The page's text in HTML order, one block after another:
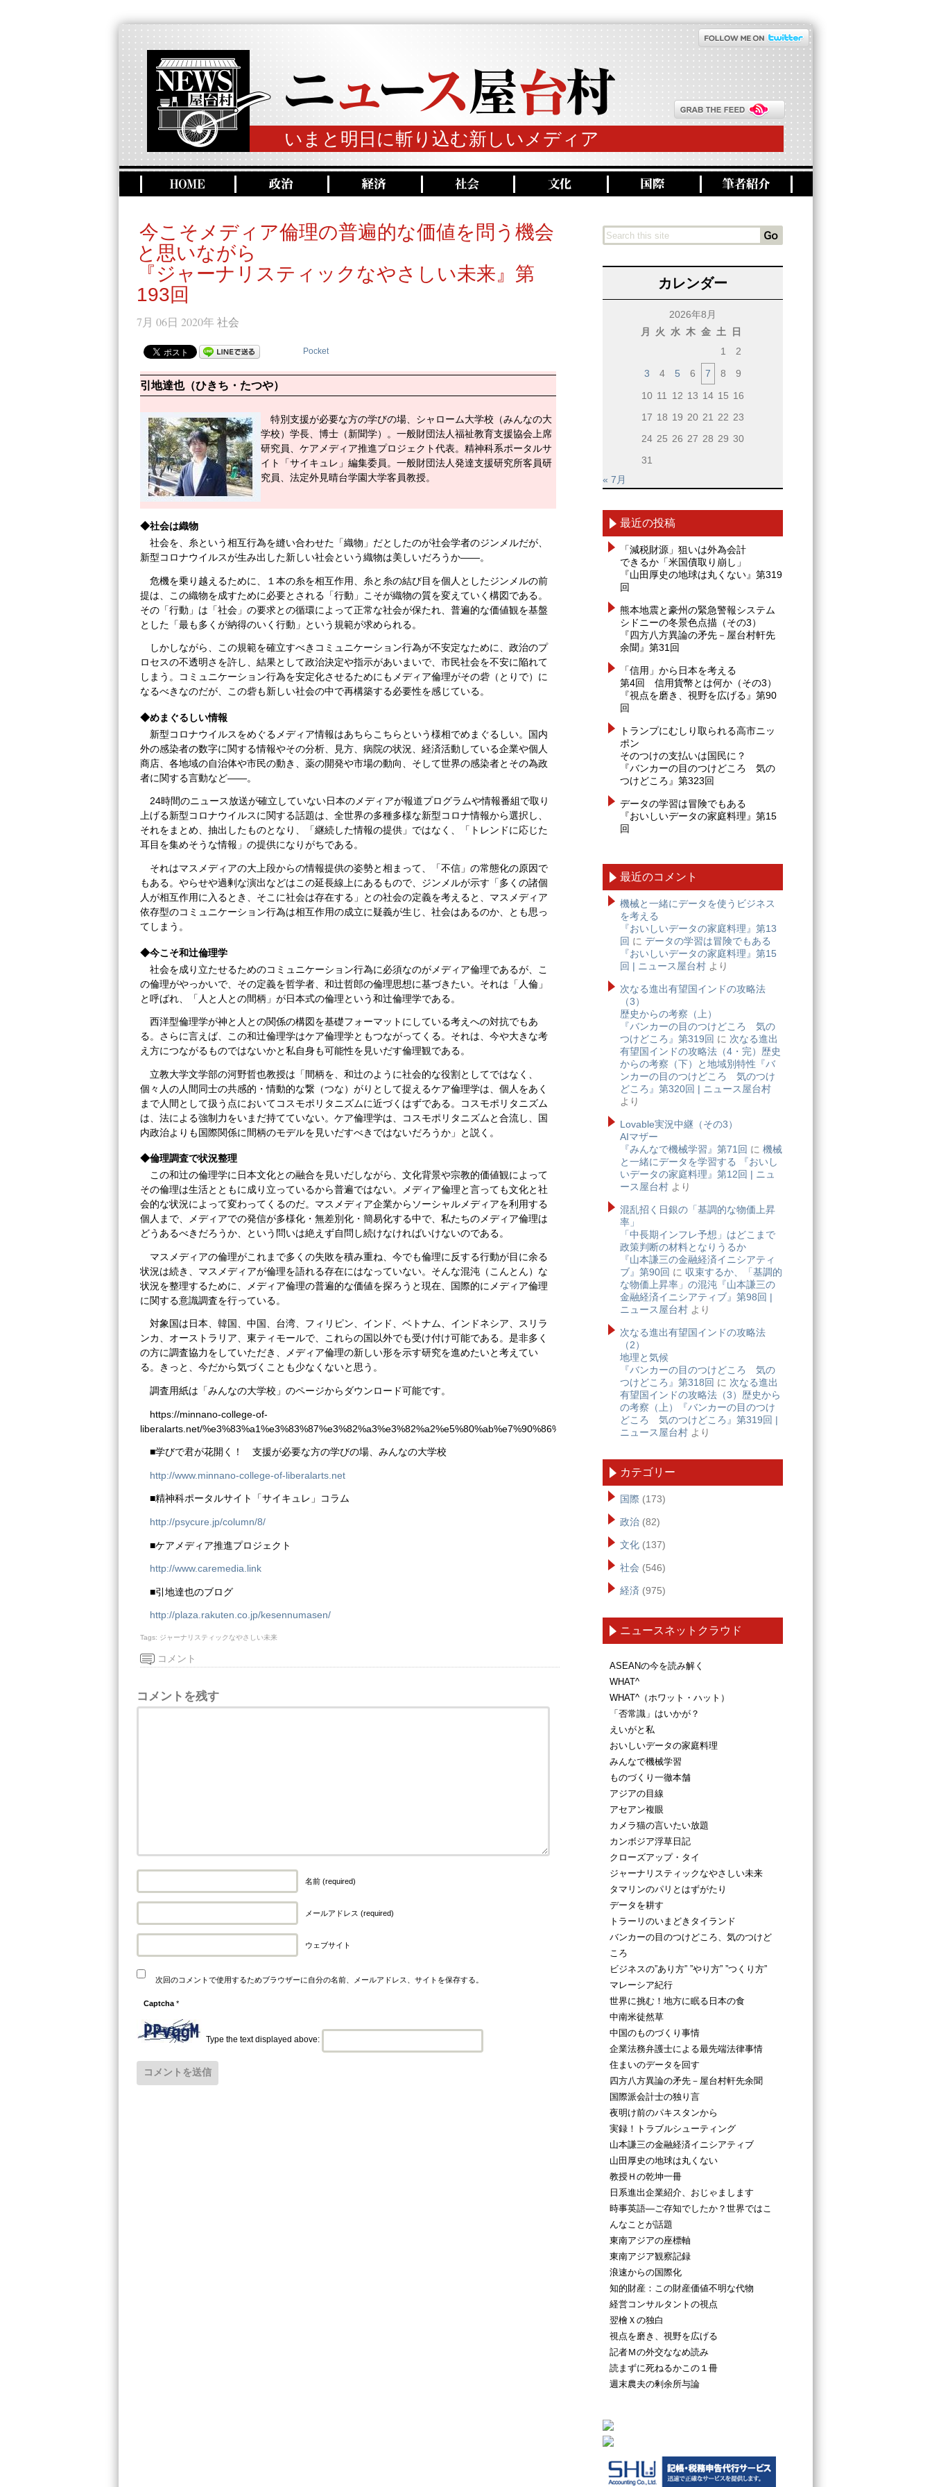
いまと明日に斬り込む新しいメディア
今こそメディア倫理の普遍的な価値を問う機会
と思いながら
『ジャーナリスティックなやさしい未来』第
193回
7月 06日 2020年 社会
Pocket
引地達也（ひきち・たつや）
特別支援が必要な方の学びの場、シャローム大学校（みんなの大
学校）学長、博士（新聞学）。一般財団法人福祉教育支援協会上席
研究員、ケアメディア推進プロジェクト代表。精神科系ポータルサ
イト「サイキュレ」編集委員。一般財団法人発達支援研究所客員研
究員、法定外見晴台学園大学客員教授。
◆社会は織物
社会を、糸という相互行為を縫い合わせた「織物」だとしたのが社会学者のジンメルだが、
新型コロナウイルスが生み出した新しい社会という織物は美しいだろうか――。
危機を乗り越えるために、１本の糸を相互作用、糸と糸の結び目を個人としたジンメルの前
提は、この織物を成すために必要とされる「行動」こそが織物の質を変えていく構図である。
その「行動」は「社会」の要求との循環によって正常な社会が保たれ、普遍的な価値観を基盤
とした「最も多くが納得のいく行動」という規範が求められる。
しかしながら、この規範を確立すべきコミュニケーション行為が不安定なために、政治のプ
ロセスの不透明さを許し、結果として政治決定や指示があいまいで、市民社会を不安に陥れて
しまう。コミュニケーション行為を安定化させるためにもメディア倫理がその砦（とりで）に
なるべきなのだが、この砦も新しい社会の中で再構築する必要性を感じている。
◆めまぐるしい情報
新型コロナウイルスをめぐるメディア情報はあちらこちらという様相でめまぐるしい。国内
外の感染者の数字に関する情報やその分析、見方、病院の状況、経済活動している企業や個人
商店、各地域の自治体や市民の動き、薬の開発や市場の動向、そして世界の感染者とその為政
者に関する言動など――。
24時間のニュース放送が確立していない日本のメディアが報道プログラムや情報番組で取り
上げる新型コロナウイルスに関する話題は、全世界の多種多様な新型コロナ情報から選択し、
それをまとめ、抽出したものとなり、「継続した情報の提供」ではなく、「トレンドに応じた
耳目を集めそうな情報」の提供になりがちである。
それはマスメディアの大上段からの情報提供の姿勢と相まって、「不信」の常態化の原因で
もある。やらせや過剰な演出などはこの延長線上にあるもので、ジンメルが示す「多くの諸個
人が相互作用に入るとき、そこに社会は存在する」との社会の定義を考えると、マスメディア
依存型のコミュニケーション行為は相互作用の成立に疑義が生じ、社会はあるのか、とも思っ
てしまう。
◆今こそ和辻倫理学
社会を成り立たせるためのコミュニケーション行為に必須なのがメディア倫理であるが、こ
の倫理がやっかいで、その定義を哲学者、和辻哲郎の倫理思想に基づきたい。それは「人倫」
と呼ばれ、「人と人との間柄」が日本式の倫理という和辻倫理学である。
西洋型倫理学が神と人との関係の構図を基礎フォーマットにしている考えへの対抗でもあ
る。さらに言えば、この和辻倫理学はケア倫理学ともつながってくる。それは、今や大きな考
え方につながるものではないかと私自身も可能性を見いだす倫理観である。
立教大学文学部の河野哲也教授は「間柄を、和辻のように社会的な役割としてではなく、
個々人の人間同士の共感的・情動的な繋（つな）がりとして捉えるケア倫理学は、個人をあく
まで人間として扱う点においてコスモポリタニズムに近づくはずである。コスモポリタニズム
は、法による強制力をいまだ持てていない。ケア倫理学は、コスモポリタニズムと合流し、国
内政治よりも国際関係に間柄のモデルを見いだすべきではないだろうか」と説く。
◆倫理調査で状況整理
この和辻の倫理学に日本文化との融合を見いだしながら、文化背景や宗教的価値観によって
その倫理は生活とともに成り立っているから普遍ではない。メディア倫理と言っても文化と社
会的な状況によって変わってくるのだ。マスメディア企業からソーシャルメディアを利用する
個人まで、メディアでの発信が多様化・無差別化・簡易化する中で、私たちのメディア倫理は
どうあるべきだろうか、という問いは絶えず自問し続けなければいけないのである。
マスメディアの倫理がこれまで多くの失敗を積み重ね、今でも倫理に反する行動が目に余る
状況は続き、マスメディアが倫理を語れる存在にはなっていない。そんな混沌（こんとん）な
状況を整理するために、メディア倫理の普遍的な価値を探ろうと現在、国際的にメディア倫理
に関する意識調査を行っている。
対象国は日本、韓国、中国、台湾、フィリピン、インド、ベトナム、インドネシア、スリラ
ンカ、オーストラリア、東ティモールで、これらの国以外でも受け付け可能である。是非多く
の方に調査協力をしていただき、メディア倫理の新しい形を示す研究を進めたいと考えてい
る。きっと、今だから気づくことも少なくないと思う。
調査用紙は「みんなの大学校」のページからダウンロード可能です。
https://minnano-college-of-
liberalarts.net/
■学びで君が花開く！ 支援が必要な方の学びの場、みんなの大学校
http://www.minnano-college-of-liberalarts.net
■精神科ポータルサイト「サイキュレ」コラム
http://psycure.jp/column/8/
■ケアメディア推進プロジェクト
http://www.caremedia.link
■引地達也のブログ
http://plaza.rakuten.co.jp/kesennumasen/
Tags: ジャーナリスティックなやさしい未来
コメント
コメントを残す
名前 (required)
メールアドレス (required)
ウェブサイト
次回のコメントで使用するためブラウザーに自分の名前、メールアドレス、サイトを保存する。
Captcha *
Type the text displayed above:
カレンダー
2026年8月
月
火 水 木 金 土
日
1
2
3
4 5 6 7 8
9
10 11 12 13 14 15 16
17 18 19 20 21 22 23
24 25 26 27 28 29 30
31
« 7月
最近の投稿
「減税財源」狙いは外為会計
できるか「米国債取り崩し」
『山田厚史の地球は丸くない』第319
回
熊本地震と豪州の緊急警報システム
シドニーの冬景色点描（その3）
『四方八方異論の矛先－屋台村軒先
余聞』第31回
「信用」から日本を考える
第4回 信用貨幣とは何か（その3）
『視点を磨き、視野を広げる』第90
回
トランプにむしり取られる高市ニッ
ポン
そのつけの支払いは国民に？
『バンカーの目のつけどころ 気の
つけどころ』第323回
データの学習は冒険でもある
『おいしいデータの家庭料理』第15
回
最近のコメント
機械と一緒にデータを使うビジネス
を考える
『おいしいデータの家庭料理』第13
回 に データの学習は冒険でもある
『おいしいデータの家庭料理』第15
回 | ニュース屋台村 より
次なる進出有望国インドの攻略法
（3）
歴史からの考察（上）
『バンカーの目のつけどころ 気の
つけどころ』第319回 に 次なる進出
有望国インドの攻略法（4・完）歴史
からの考察（下）と地域別特性『バ
ンカーの目のつけどころ 気のつけ
どころ』第320回 | ニュース屋台村
より
Lovable実況中継（その3）
AIマザー
『みんなで機械学習』第71回 に 機械
と一緒にデータを学習する 『おいし
いデータの家庭料理』第12回 | ニュ
ース屋台村 より
混乱招く日銀の「基調的な物価上昇
率」
「中長期インフレ予想」はどこまで
政策判断の材料となりうるか
『山本謙三の金融経済イニシアティ
ブ』第90回 に 収束するか、「基調的
な物価上昇率」の混沌『山本謙三の
金融経済イニシアティブ』第98回 |
ニュース屋台村 より
次なる進出有望国インドの攻略法
（2）
地理と気候
『バンカーの目のつけどころ 気の
つけどころ』第318回 に 次なる進出
有望国インドの攻略法（3）歴史から
の考察（上）『バンカーの目のつけ
どころ 気のつけどころ』第319回 |
ニュース屋台村 より
カテゴリー
国際 (173)
政治 (82)
文化 (137)
社会 (546)
経済 (975)
ニュースネットクラウド
ASEANの今を読み解く
WHAT^
WHAT^（ホワット・ハット）
「否常識」はいかが？
えいがと私
おいしいデータの家庭料理
みんなで機械学習
ものづくり一徹本舗
アジアの目線
アセアン複眼
カメラ猫の言いたい放題
カンボジア浮草日記
クローズアップ・タイ
ジャーナリスティックなやさしい未来
タマリンのパリとはずがたり
データを耕す
トラーリのいまどきタイランド
バンカーの目のつけどころ、気のつけど
ころ
ビジネスの”あり方” ”やり方” ”つくり方”
マレーシア紀行
世界に挑む！地方に眠る日本の食
中南米徒然草
中国のものづくり事情
企業法務弁護士による最先端法律事情
住まいのデータを回す
四方八方異論の矛先－屋台村軒先余聞
国際派会計士の独り言
夜明け前のパキスタンから
実録！トラブルシューティング
山本謙三の金融経済イニシアティブ
山田厚史の地球は丸くない
教授Ｈの乾坤一冊
日系進出企業紹介、おじゃまします
時事英語―ご存知でしたか？世界ではこ
んなことが話題
東南アジアの座標軸
東南アジア観察記録
浪速からの国際化
知的財産：この財産価値不明な代物
経営コンサルタントの視点
翌檜Ｘの独白
視点を磨き、視野を広げる
記者Ｍの外交ななめ読み
読まずに死ねるかこの１冊
週末農夫の剰余所与論